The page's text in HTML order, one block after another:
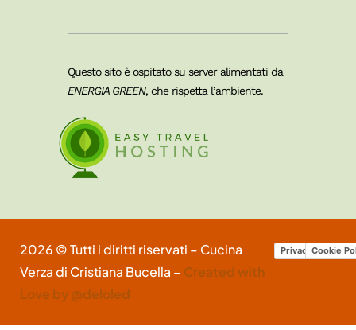
Questo sito è ospitato su server alimentati da
ENERGIA GREEN, che rispetta l’ambiente.
2026 © Tutti i diritti riservati – Cucina
Verza di Cristiana Bucella – Created with
Love by @deloled
Privacy Policy
Cookie